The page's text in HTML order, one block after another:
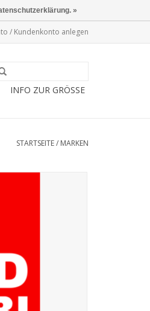
/ Kundenkonto anlegen
INFO ZUR GRÖSSE
STARTSEITE/ MARKEN
»